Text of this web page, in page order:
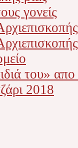
γονείς
του»
2018